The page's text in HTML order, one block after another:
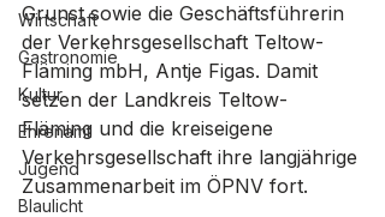
Wirtschaft
Gastronomie
Kultur
Ehrenamt
Jugend
Blaulicht
Grunst sowie die Geschäftsführerin
der Verkehrsgesellschaft Teltow-
Fläming mbH, Antje Figas. Damit
setzen der Landkreis Teltow-
Fläming und die kreiseigene
Verkehrsgesellschaft ihre langjährige
Zusammenarbeit im ÖPNV fort.